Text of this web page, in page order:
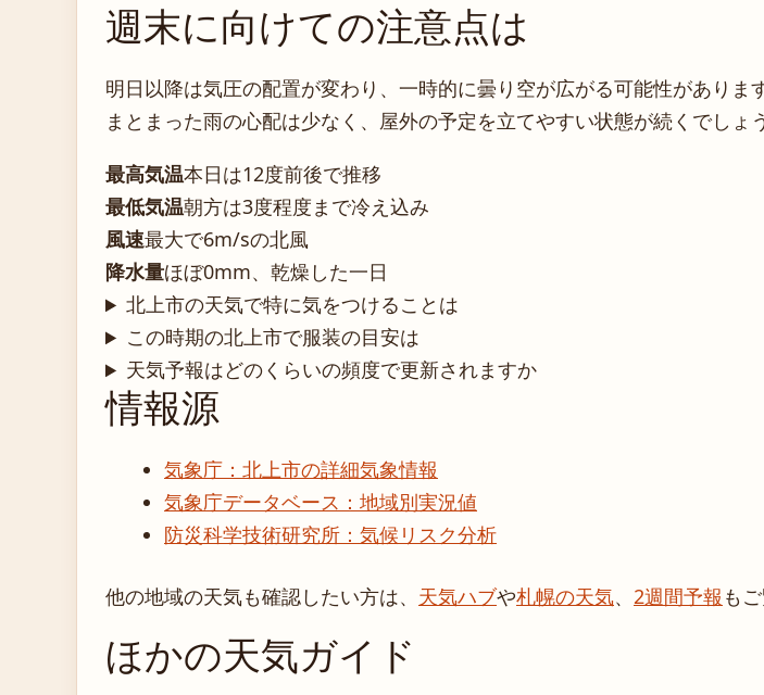
週末に向けての注意点は
明日以降は気圧の配置が変わり、一時的に曇り空が広がる可能性がありま
まとまった雨の心配は少なく、屋外の予定を立てやすい状態が続くでしょう
最高気温本日は12度前後で推移
最低気温朝方は3度程度まで冷え込み
風速最大で6m/sの北風
降水量ほぼ0mm、乾燥した一日
北上市の天気で特に気をつけることは
この時期の北上市で服装の目安は
天気予報はどのくらいの頻度で更新されますか
情報源
気象庁：北上市の詳細気象情報
気象庁データベース：地域別実況値
防災科学技術研究所：気候リスク分析
他の地域の天気も確認したい方は、 天気ハブや札幌の天気、 2週間予報 も
ほかの天気ガイド